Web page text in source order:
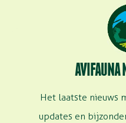
Het laatste nieuws
updates en